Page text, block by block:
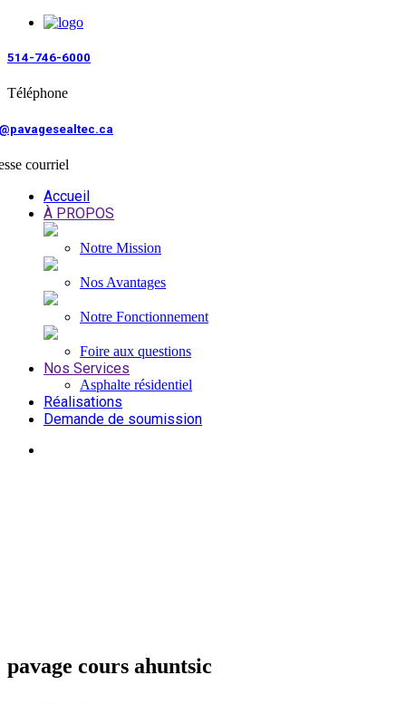
514-746-6000
Téléphone
courriel
Accueil
À PROPOS
Notre Mission
Nos Avantages
Notre Fonctionnement
Foire aux questions
Nos Services
Asphalte résidentiel
Réalisations
Demande de soumission
pavage cours ahuntsic